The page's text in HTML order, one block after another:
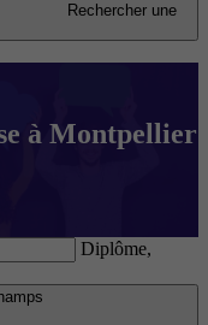
Rechercher une
à Montpellier
Diplôme,